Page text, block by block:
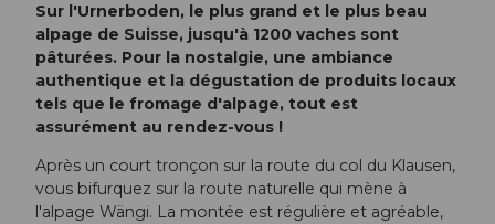
Sur l'Urnerboden, le plus grand et le plus beau
alpage de Suisse, jusqu'à 1200 vaches sont
pâturées. Pour la nostalgie, une ambiance
authentique et la dégustation de produits locaux
tels que le fromage d'alpage, tout est
assurément au rendez-vous !
Après un court tronçon sur la route du col du Klausen,
vous bifurquez sur la route naturelle qui mène à
l'alpage Wängi. La montée est régulière et agréable,